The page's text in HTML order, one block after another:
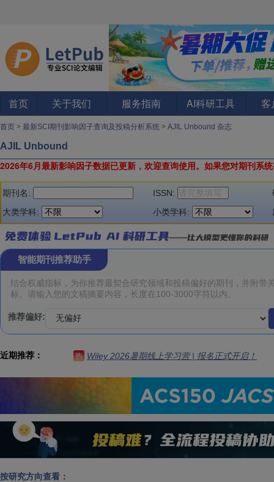
首页 关于我们 服务指南 AI科研工具 客
首页 > 最新SCI期刊影响因子查询及投稿分析系统 > AJIL Unbound 杂志
AJIL Unbound
2026年6月最新影响因子数据已更新，欢迎查询使用。 如果您对期刊系
期刊名: ISSN:
大类学科:
小类学科:
智能期刊推荐助手
推荐偏好:
近期推荐： 热 Wiley 2026暑期线上学习营 | 报名正式开启！
按研究方向查看：